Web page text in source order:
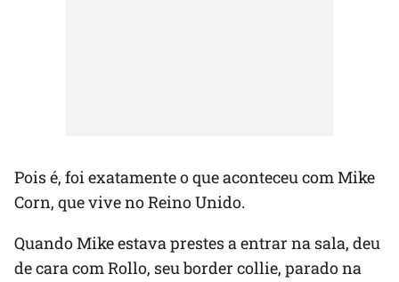
Pois é, foi exatamente o que aconteceu com Mike
Corn, que vive no Reino Unido.
Quando Mike estava prestes a entrar na sala, deu
de cara com Rollo, seu border collie, parado na